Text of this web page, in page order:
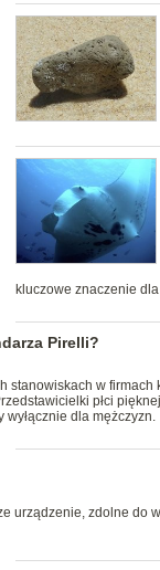
kluczowe znaczenie
Pirelli?
w firmach
płci
wyłącznie dla mężczyzn.
urządzenie, zdolne do